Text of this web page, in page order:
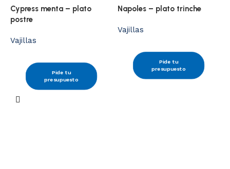
Cypress menta – plato
postre
Vajillas
Pide tu
presupuesto
Napoles – plato trinche
Vajillas
Pide tu
presupuesto